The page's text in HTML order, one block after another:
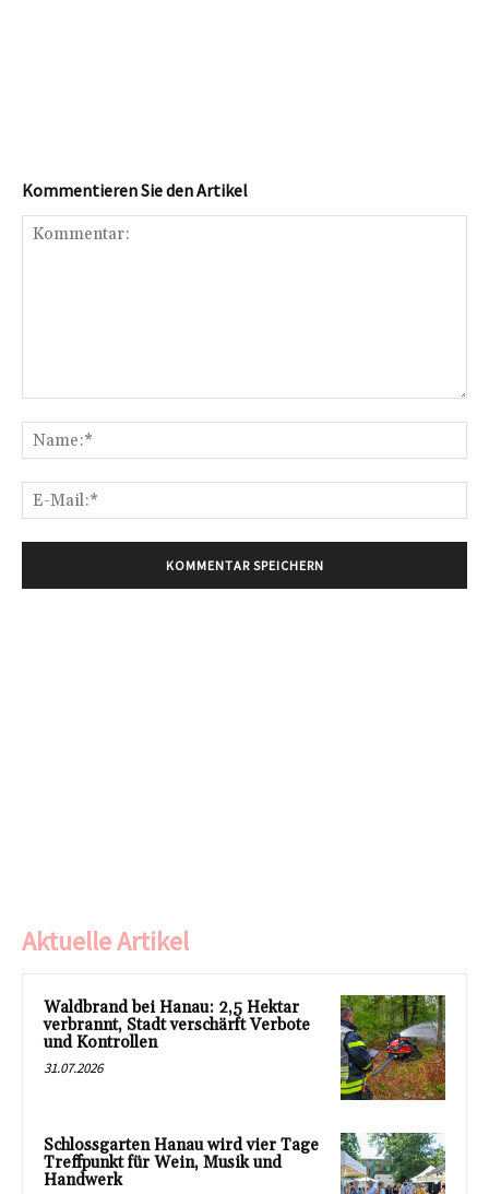
Kommentieren Sie den Artikel
Aktuelle Artikel
Waldbrand bei Hanau: 2,5 Hektar
verbrannt, Stadt verschärft Verbote
und Kontrollen
31.07.2026
Schlossgarten Hanau wird vier Tage
Treffpunkt für Wein, Musik und
Handwerk